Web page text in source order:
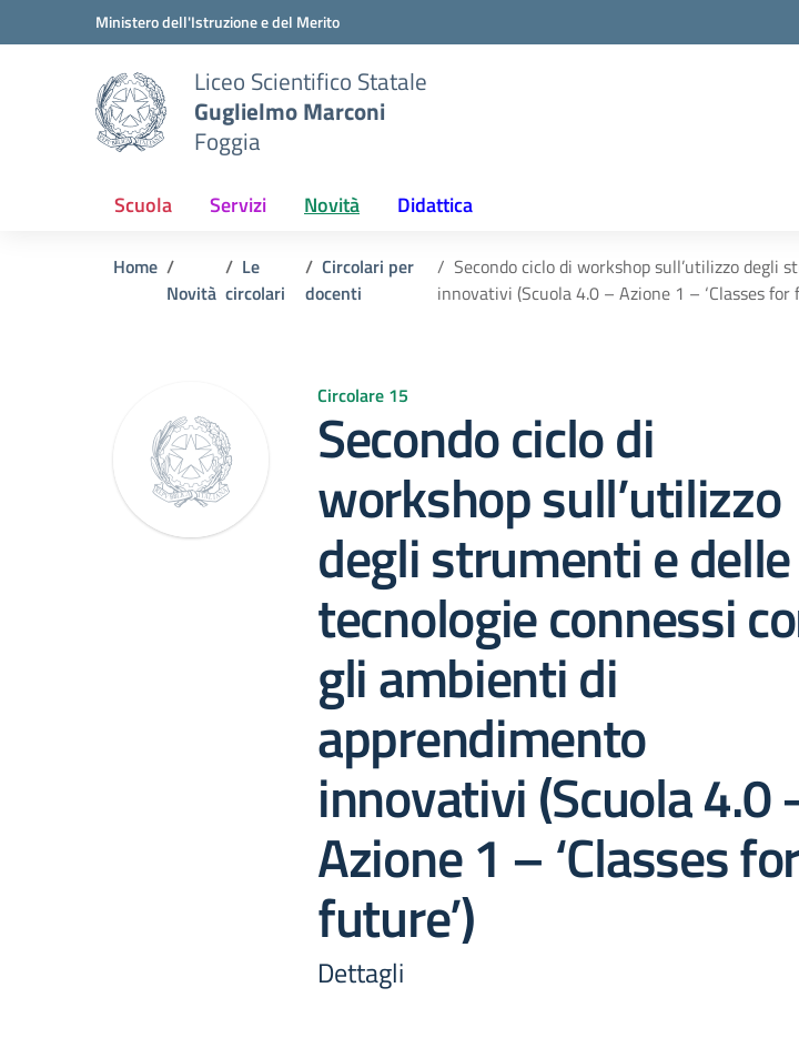
Vai ai contenuti
Vai al menu di navigazioneMinistero dell'Istruzione e del Merito
Liceo Scientifico Statale
Guglielmo Marconi
Foggia
Scuola Servizi Novità Didattica
Home
Novità
Le
circolari
Circolari per
docenti
Secondo ciclo di workshop sull’utilizzo degli
innovativi (Scuola 4.0 – Azione 1 – ‘Classes for
Circolare 15
Secondo ciclo di
workshop sull’utilizzo
degli strumenti e delle
tecnologie connessi
gli ambienti di
apprendimento
innovativi (Scuola 4.0
Azione 1 – ‘Classes
future’)
Dettagli